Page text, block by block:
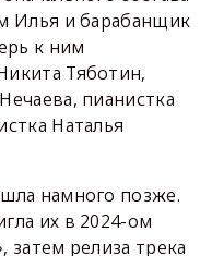
Илья и барабанщик
к ним
Тяботин,
пианистка
Наталья
намного позже.
их в 2024-ом
затем релиза трека